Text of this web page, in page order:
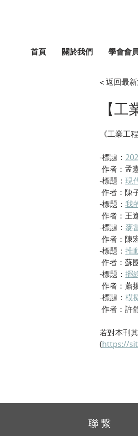
首頁 關於我們 學會會
< 返回最
【
《工業工
-標題：
作者：孟
-標題： 現
作者：陳
-標題： 我
作者：王
-標題： 麥
作者：陳
-標題： 推
作者：蘇
-標題： 擺
作者：蕭
-標題： 模
作者：許
若對本刊
(https://
聯 繋